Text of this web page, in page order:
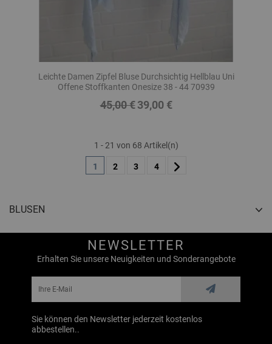
Leichte Damen Zipfel Bluse Durchsichtig Hellblau Uni
Offene Stoffkanten Onesize 38 - 44 70939
Regulärer
45,00 € Preis
39,00 €
1 - 21 von 68 Artikel(n)
1 2 3 4
BLUSEN
NEWSLETTER
Erhalten Sie unsere Neuigkeiten und Sonderangebote
Sie können den Newsletter jederzeit kostenlos
abbestellen..